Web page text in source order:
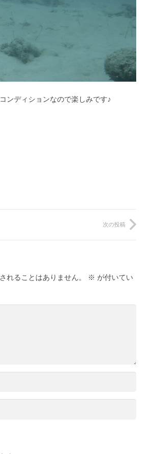
ンディションなので楽しみです♪
次の投稿
れることはありません。 ※ が付いてい